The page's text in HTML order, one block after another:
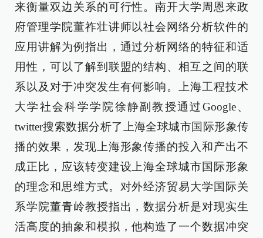
来衡量双边关系的可行性。南开大学周恩来政
府管理学院董祚壮讲师以社会网络分析软件的
应用讲解为例指出，通过分析网络的特征和适
用性，可以了解到联盟的结构、相互之间的联
系以及对于冲突发生有何影响。上海工程技术
大学社会科学学院徐静副教授通过Google、
twitter搜索数据分析了上海全球城市国际形象传
播的效果，发现上海形象传播的投入和产出不
成正比，应该转变建设上海全球城市国际形象
的理念和思维方式。对外经济贸易大学国际关
系学院董青岭教授指出，数据分析是对现实生
活高度的抽象和模拟，他构造了一个数据冲突